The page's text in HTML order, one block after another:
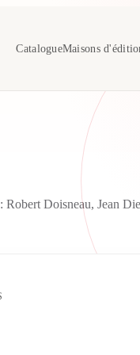
CatalogueMaisons
Robert Doisneau, Jean